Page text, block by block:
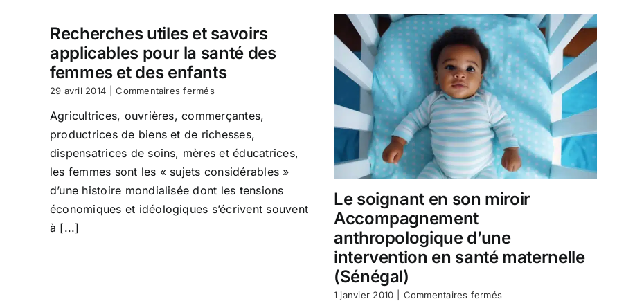
voie
de
développement:
Recherches utiles et savoirs
applicables pour la santé des
femmes et des enfants
29 avril 2014 Commentaires ferméssur
utiles
et
savoirs
applicables
pour
santé
des
Agricultrices, ouvrières, commerçantes,
productrices de biens et de richesses,
dispensatrices de soins, mères et éducatrices,
les femmes sont les « sujets considérables »
d’une histoire mondialisée dont les tensions
économiques et idéologiques s’écrivent souvent
à [...]
Le soignant en son miroir
Accompagnement
anthropologique d’une
intervention en santé maternelle
(Sénégal)
1 janvier 2010 Commentaires ferméssur